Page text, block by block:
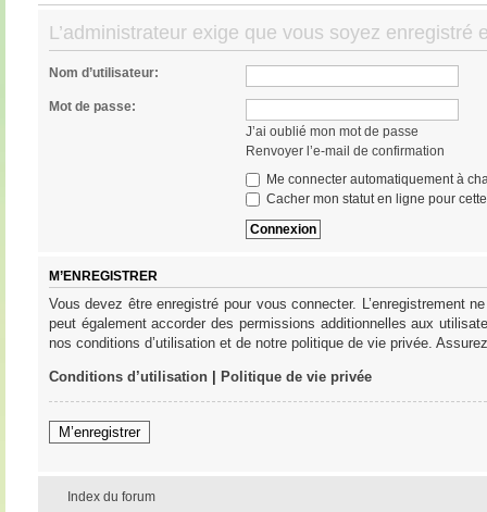
L’administrateur exige que vous soyez
Nom d’utilisateur:
Mot de passe:
J’ai oublié mon mot de passe
Renvoyer l’e-mail de confirmation
Me connecter automatiquement à
Cacher mon statut en ligne pour
M’ENREGISTRER
Vous devez être enregistré pour vous connecter. L’enregistrement
peut également accorder des permissions additionnelles aux
nos conditions d’utilisation et de notre politique de vie privée.
Conditions d’utilisation| Politique de vie privée
M’enregistrer
Index du forum